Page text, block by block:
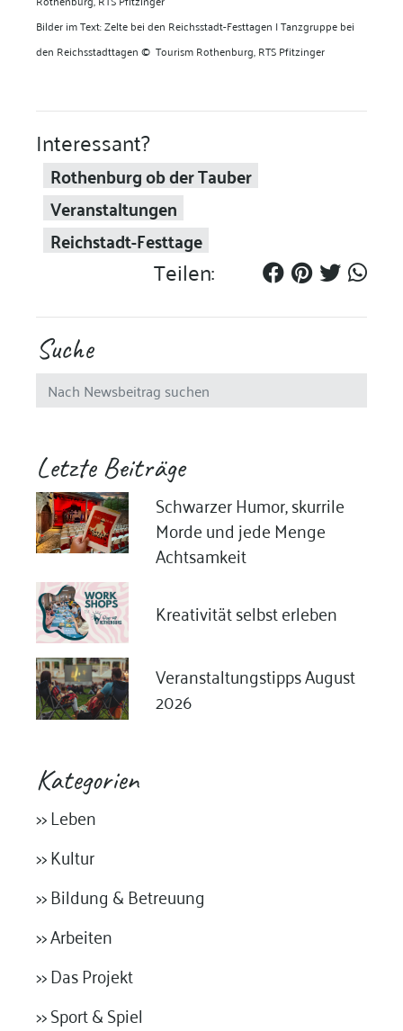
Bilder im Text: Zelte bei den Reichsstadt-Festtagen I Tanzgruppe bei
den Reichsstadttagen© Tourism Rothenburg, RTS Pfitzinger
Interessant?
Rothenburg ob der Tauber
Veranstaltungen
Reichstadt-Festtage
Teilen:
Suche
Letzte Beiträge
Schwarzer Humor, skurrile
Morde und jede Menge
Achtsamkeit
Kreativität selbst erleben
Veranstaltungstipps August
2026
Kategorien
>> Leben
>> Kultur
>> Bildung & Betreuung
>> Arbeiten
>> Das Projekt
>> Sport & Spiel